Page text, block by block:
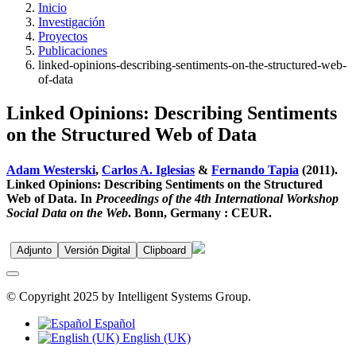
Inicio
Investigación
Proyectos
Publicaciones
linked-opinions-describing-sentiments-on-the-structured-web-
of-data
Linked Opinions: Describing Sentiments
on the Structured Web of Data
Adam Westerski, Carlos A. Iglesias & Fernando Tapia (2011).
Linked Opinions: Describing Sentiments on the Structured
Web of Data. In Proceedings of the 4th International Workshop
Social Data on the Web. Bonn, Germany : CEUR.
Adjunto Versión Digital Clipboard
© Copyright 2025 by Intelligent Systems Group.
Español
English (UK)